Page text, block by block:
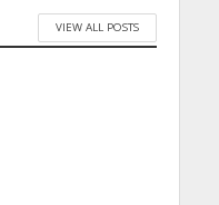
VIEW ALL POSTS